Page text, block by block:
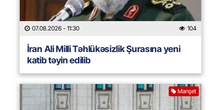
07.08.2026 - 11:30 104
İran Ali Milli Təhlükəsizlik Şurasına yeni
katib təyin edilib
Manşet